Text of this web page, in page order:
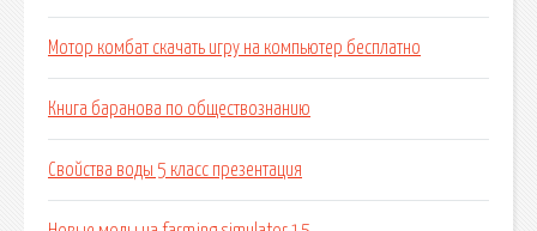
Мотор комбат скачать игру на компьютер бесплатно
Книга баранова по обществознанию
Свойства воды 5 класс презентация